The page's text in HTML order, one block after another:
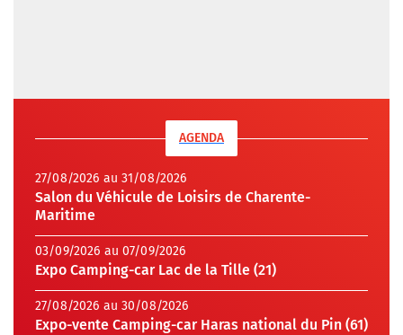
AGENDA
27/08/2026 au 31/08/2026
Salon du Véhicule de Loisirs de Charente-
Maritime
03/09/2026 au 07/09/2026
Expo Camping-car Lac de la Tille (21)
27/08/2026 au 30/08/2026
Expo-vente Camping-car Haras national du Pin (61)